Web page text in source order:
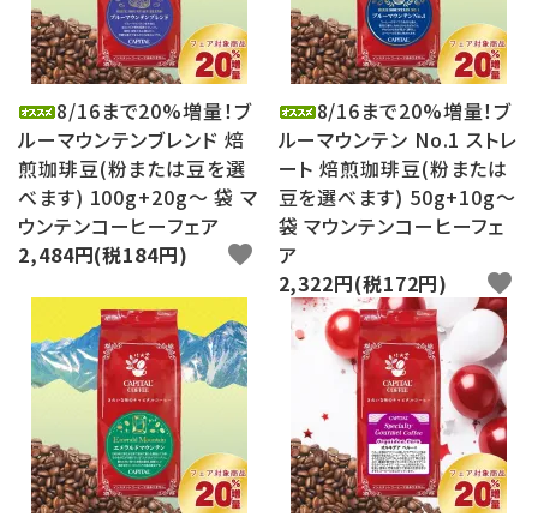
8/16まで20%増量！ブ
ルーマウンテンブレンド 焙
煎珈琲豆(粉または豆を選
べます) 100g+20g～ 袋 マ
ウンテンコーヒーフェア
2,484円(税184円)
favorite
8/16まで20%増量！ブ
ルーマウンテン No.1 ストレ
ート 焙煎珈琲豆(粉または
豆を選べます) 50g+10g～
袋 マウンテンコーヒーフェ
ア
2,322円(税172円)
favorite